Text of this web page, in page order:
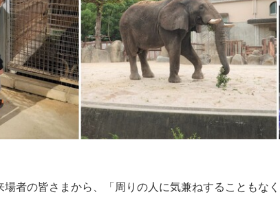
場者の皆さまから、「周りの人に気兼ねすることもな